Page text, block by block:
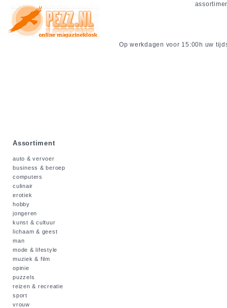
Op werkdagen voor 15:00h uw
Assortiment
auto & vervoer
business & beroep
computers
culinair
erotiek
hobby
jongeren
kunst & cultuur
lichaam & geest
man
mode & lifestyle
muziek & film
opinie
puzzels
reizen & recreatie
sport
vrouw